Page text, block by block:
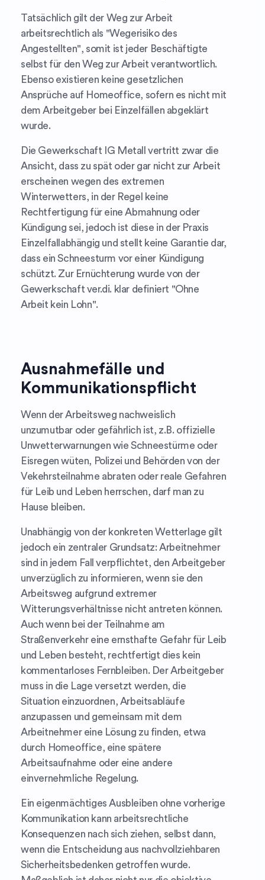
Tatsächlich gilt der Weg zur Arbeit
arbeitsrechtlich als "Wegerisiko des
Angestellten", somit ist jeder Beschäftigte
selbst für den Weg zur Arbeit verantwortlich.
Ebenso existieren keine gesetzlichen
Ansprüche auf Homeoffice, sofern es nicht mit
dem Arbeitgeber bei Einzelfällen abgeklärt
wurde.
Die Gewerkschaft IG Metall vertritt zwar die
Ansicht, dass zu spät oder gar nicht zur Arbeit
erscheinen wegen des extremen
Winterwetters, in der Regel keine
Rechtfertigung für eine Abmahnung oder
Kündigung sei, jedoch ist diese in der Praxis
Einzelfallabhängig und stellt keine Garantie dar,
dass ein Schneesturm vor einer Kündigung
schützt. Zur Ernüchterung wurde von der
Gewerkschaft ver.di. klar definiert "Ohne
Arbeit kein Lohn".
Ausnahmefälle und
Kommunikationspflicht
Wenn der Arbeitsweg nachweislich
unzumutbar oder gefährlich ist, z.B. offizielle
Unwetterwarnungen wie Schneestürme oder
Eisregen wüten, Polizei und Behörden von der
Vekehrsteilnahme abraten oder reale Gefahren
für Leib und Leben herrschen, darf man zu
Hause bleiben.
Unabhängig von der konkreten Wetterlage gilt
jedoch ein zentraler Grundsatz: Arbeitnehmer
sind in jedem Fall verpflichtet, den Arbeitgeber
unverzüglich zu informieren, wenn sie den
Arbeitsweg aufgrund extremer
Witterungsverhältnisse nicht antreten können.
Auch wenn bei der Teilnahme am
Straßenverkehr eine ernsthafte Gefahr für Leib
und Leben besteht, rechtfertigt dies kein
kommentarloses Fernbleiben. Der Arbeitgeber
muss in die Lage versetzt werden, die
Situation einzuordnen, Arbeitsabläufe
anzupassen und gemeinsam mit dem
Arbeitnehmer eine Lösung zu finden, etwa
durch Homeoffice, eine spätere
Arbeitsaufnahme oder eine andere
einvernehmliche Regelung.
Ein eigenmächtiges Ausbleiben ohne vorherige
Kommunikation kann arbeitsrechtliche
Konsequenzen nach sich ziehen, selbst dann,
wenn die Entscheidung aus nachvollziehbaren
Sicherheitsbedenken getroffen wurde.